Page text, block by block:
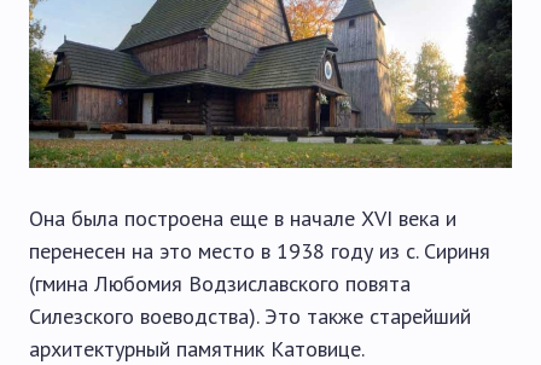
Она была построена еще в начале XVI века и
перенесен на это место в 1938 году из с. Сириня
(гмина Любомия Водзиславского повята
Силезского воеводства). Это также старейший
архитектурный памятник Катовице.